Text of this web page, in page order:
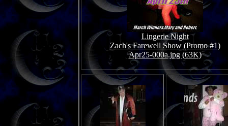
Lingerie Night
Zach's Farewell Show (Promo #1)
Apr25-000a.jpg (63K)